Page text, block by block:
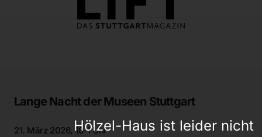
Hölzel-Haus ist leider nicht
Lange Nacht der Museen Stuttgart
21. März 2026, 18-1 Uhr